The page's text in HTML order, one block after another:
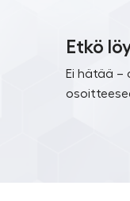
Etkö
Ei hätää –